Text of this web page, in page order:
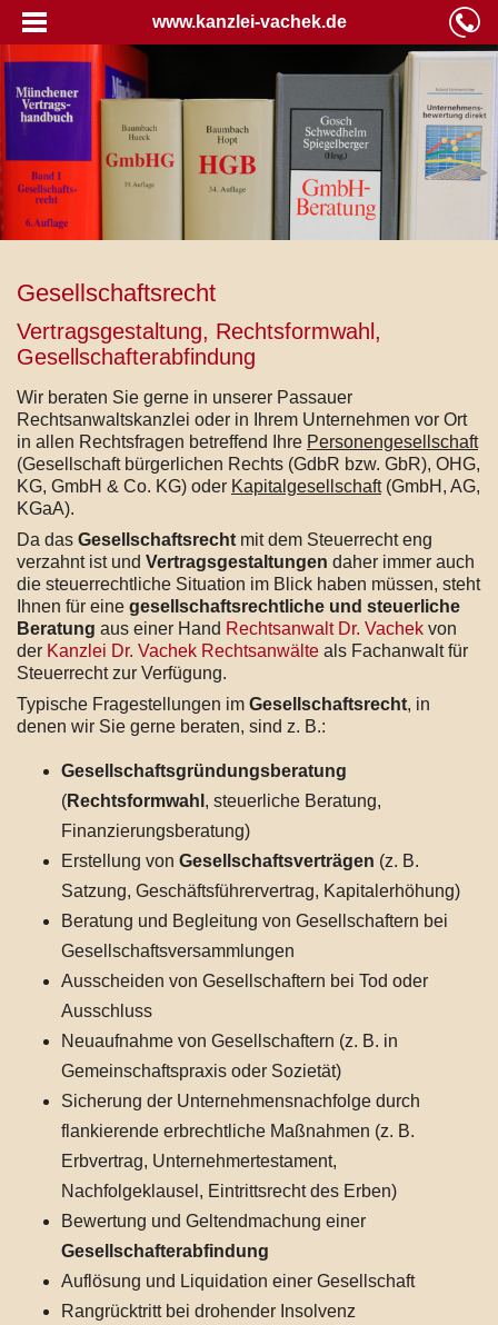
www.kanzlei-vachek.de
Gesellschaftsrecht
Vertragsgestaltung, Rechtsformwahl,
Gesellschafterabfindung
Wir beraten Sie gerne in unserer Passauer
Rechtsanwaltskanzlei oder in Ihrem Unternehmen vor Ort
in allen Rechtsfragen betreffend Ihre Personengesellschaft
(Gesellschaft bürgerlichen Rechts (GdbR bzw. GbR), OHG,
KG, GmbH & Co. KG) oder Kapitalgesellschaft(GmbH, AG,
KGaA).
Da das Gesellschaftsrecht mit dem Steuerrecht eng
verzahnt ist und Vertragsgestaltungen daher immer auch
die steuerrechtliche Situation im Blick haben müssen, steht
Ihnen für eine gesellschaftsrechtliche und steuerliche
Beratung aus einer Hand Rechtsanwalt Dr. Vachek von
der Kanzlei Dr. Vachek Rechtsanwälte als Fachanwalt für
Steuerrecht zur Verfügung.
Typische Fragestellungen im Gesellschaftsrecht, in
denen wir Sie gerne beraten, sind z. B.:
Gesellschaftsgründungsberatung
(Rechtsformwahl , steuerliche Beratung,
Finanzierungsberatung)
Erstellung von Gesellschaftsverträgen (z. B.
Satzung, Geschäftsführervertrag, Kapitalerhöhung)
Beratung und Begleitung von Gesellschaftern bei
Gesellschaftsversammlungen
Ausscheiden von Gesellschaftern bei Tod oder
Ausschluss
Neuaufnahme von Gesellschaftern (z. B. in
Gemeinschaftspraxis oder Sozietät)
Sicherung der Unternehmensnachfolge durch
flankierende erbrechtliche Maßnahmen (z. B.
Erbvertrag, Unternehmertestament,
Nachfolgeklausel, Eintrittsrecht des Erben)
Bewertung und Geltendmachung einer
Gesellschafterabfindung
Auflösung und Liquidation einer Gesellschaft
Rangrücktritt bei drohender Insolvenz